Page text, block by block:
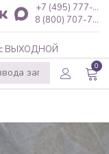
ВЫХОДНОЙ
+7 (495) 777-...
8 (800) 707-7...
0